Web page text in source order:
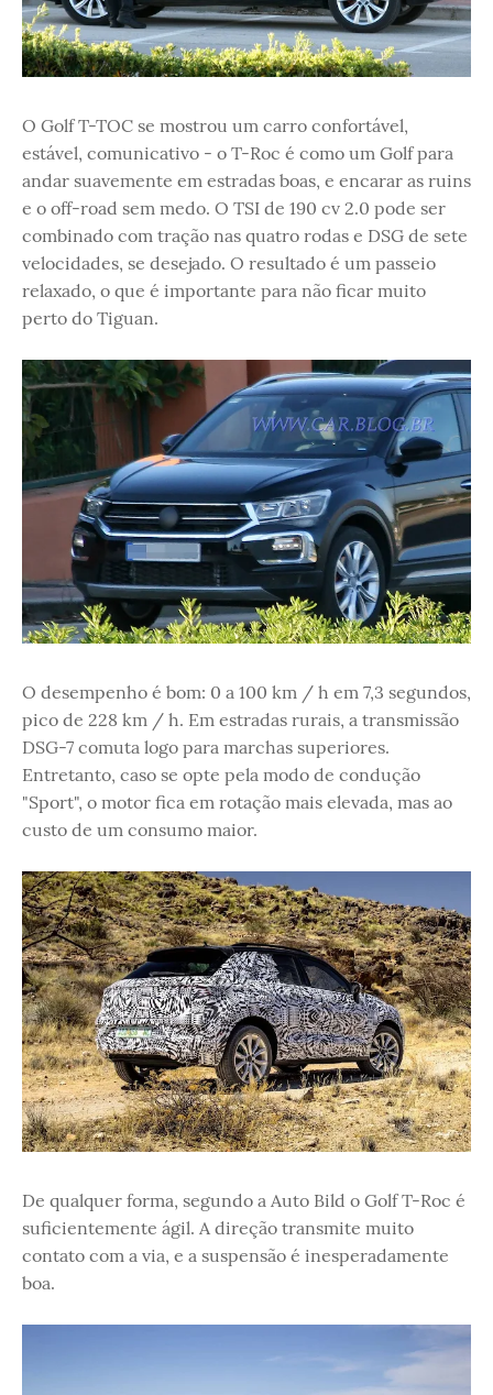
O Golf T-TOC se mostrou um carro confortável,
estável, comunicativo - o T-Roc é como um Golf para
andar suavemente em estradas boas, e encarar as ruins
e o off-road sem medo. O TSI de 190 cv 2.0 pode ser
combinado com tração nas quatro rodas e DSG de sete
velocidades, se desejado. O resultado é um passeio
relaxado, o que é importante para não ficar muito
perto do Tiguan.
O desempenho é bom: 0 a 100 km / h em 7,3 segundos,
pico de 228 km / h. Em estradas rurais, a transmissão
DSG-7 comuta logo para marchas superiores.
Entretanto, caso se opte pela modo de condução
"Sport", o motor fica em rotação mais elevada, mas ao
custo de um consumo maior.
De qualquer forma, segundo a Auto Bild o Golf T-Roc é
suficientemente ágil. A direção transmite muito
contato com a via, e a suspensão é inesperadamente
boa.